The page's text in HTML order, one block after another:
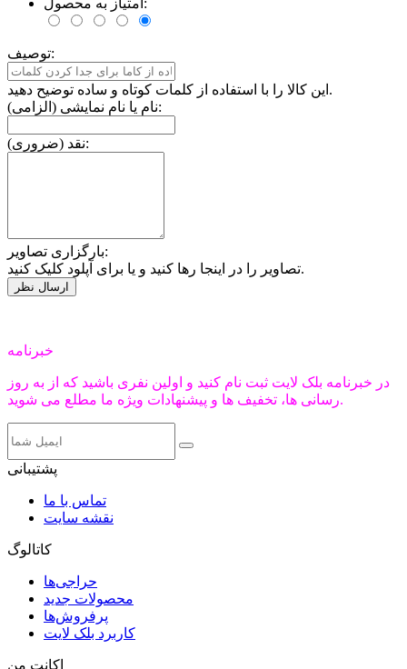
امتیاز به محصول:
توصیف:
این کالا را با استفاده از کلمات کوتاه و ساده توضیح دهید.
نام یا نام نمایشی (الزامی):
نقد (ضروری):
بارگزاری تصاویر:
تصاویر را در اینجا رها کنید و یا برای آپلود کلیک کنید.
خبرنامه
در خبرنامه بلک لایت ثبت نام کنید و اولین نفری باشید که از به روز
رسانی ها، تخفیف ها و پیشنهادات ویژه ما مطلع می شوید.
پشتیبانی
تماس با ما
نقشه سایت
کاتالوگ
حراجی‌ها
محصولات جدید
پرفروش‌ها
کاربرد بلک لایت
اکانت من